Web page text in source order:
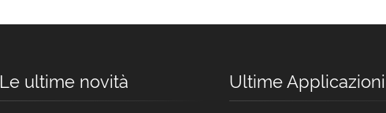
Le ultime novità Ultime Applicazioni